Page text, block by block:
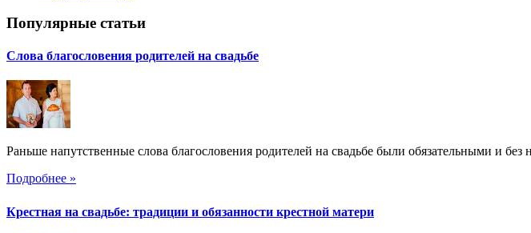
Популярные статьи
Слова благословения родителей на свадьбе
Раньше напутственные слова благословения родителей на свадьбе были обязательными и
Подробнее »
Крестная на свадьбе: традиции и обязанности крестной матери